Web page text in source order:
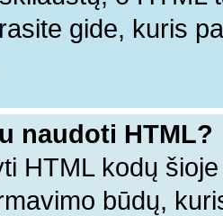
gide, kuris
naudoti HTML?
HTML kodų
būdų,